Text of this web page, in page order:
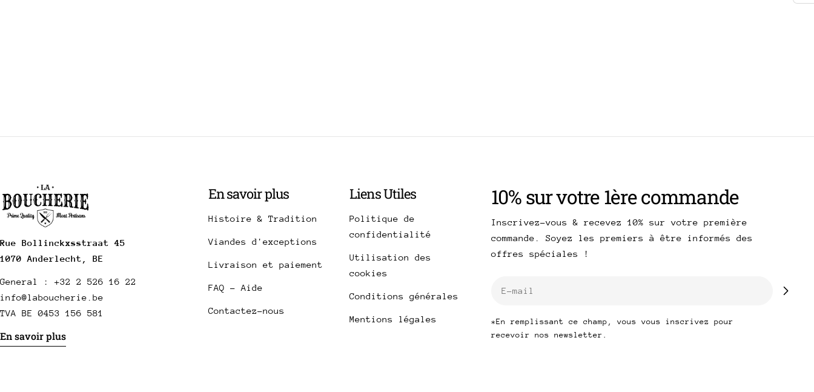
Rue Bollinckxsstraat 45
1070 Anderlecht, BE
General : +32 2 526 16 22
info@laboucherie.be
TVA BE 0453 156 581
En savoir plus
En savoir plus
Histoire & Tradition
Viandes d'exceptions
Livraison et paiement
FAQ - Aide
Contactez-nous
Liens Utiles
Politique de
confidentialité
Utilisation des
cookies
Conditions générales
Mentions légales
10% sur votre 1ère commande
Inscrivez-vous & recevez 10% sur votre première
commande. Soyez les premiers à être informés des
offres spéciales !
*En remplissant ce champ, vous vous inscrivez pour
recevoir nos newsletter.